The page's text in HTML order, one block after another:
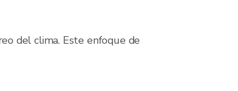
del clima. Este enfoque de